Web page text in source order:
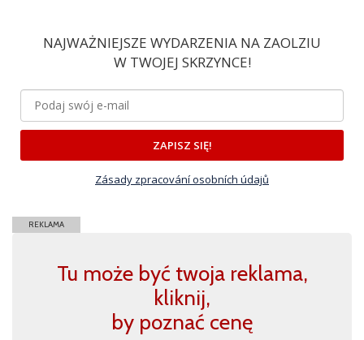
NAJWAŻNIEJSZE WYDARZENIA NA ZAOLZIU
W TWOJEJ SKRZYNCE!
ZAPISZ SIĘ!
Zásady zpracování osobních údajů
REKLAMA
Tu może być twoja reklama,
kliknij,
by poznać cenę